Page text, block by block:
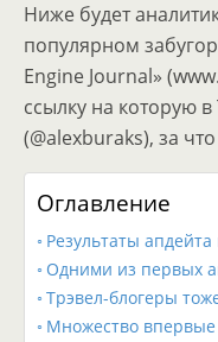
Ниже будет
популярном
Engine Journal»
ссылку на которую
(@alexburaks), за
Оглавление
Результаты
Одними из первых
Трэвел-блогеры
Множество впервые